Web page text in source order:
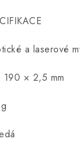
a laserové
× 2,5 mm